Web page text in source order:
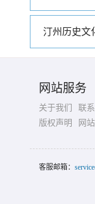
汀州历史文
网站服务
关于我们 联系
版权声明
网
客服邮箱：